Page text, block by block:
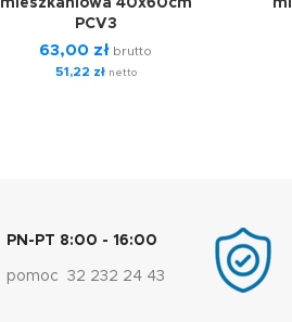
mieszkaniowa 40x60cm
PCV3
63,00 zł brutto
51,22 złnetto
PN-PT 8:00 - 16:00
pomoc 32 232 24 43